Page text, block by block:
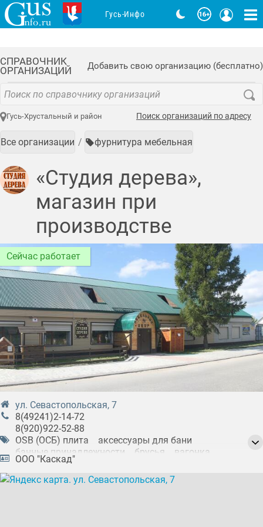
СПРАВОЧНИК
ОРГАНИЗАЦИЙ
Добавить свою организацию (бесплатно)
Гусь-Хрустальный и район Поиск организаций по адресу
Все организации фурнитура мебельная
«Студия дерева»,
магазин при
производстве
Сейчас работает
ул. Севастопольская, 7
8(49241)2-14-72
8(920)922-52-88
OSB (ОСБ) плита
аксессуары для бани
банные принадлежности
брусья
вагонка
герметики
гипсокартон
двери в баню
двери межкомнатные
декор для интерьера
декоративные камни
ООО "Каскад"
Гусь-Инфо